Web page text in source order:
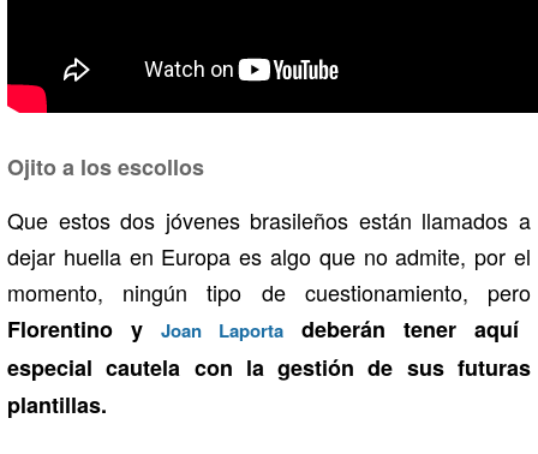
Ojito a los escollos
Que estos dos jóvenes brasileños están llamados a
dejar huella en Europa es algo que no admite, por el
momento, ningún tipo de cuestionamiento, pero
Florentino y Joan Laporta deberán tener aquí
especial cautela con la gestión de sus futuras
plantillas.